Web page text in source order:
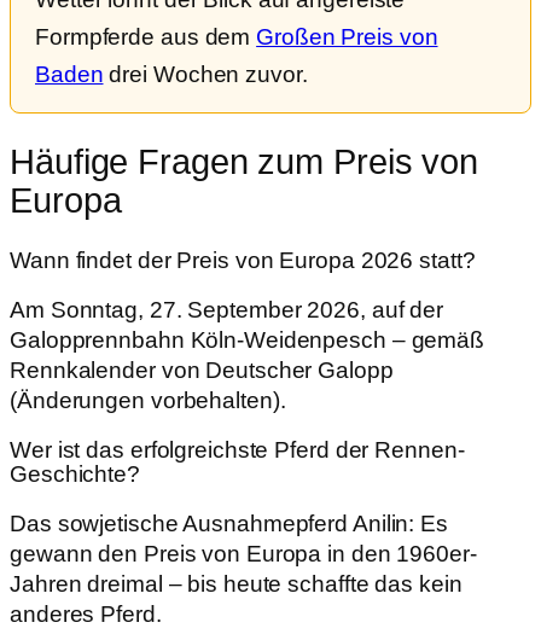
Formpferde aus dem Großen Preis von
Baden drei Wochen zuvor.
Häufige Fragen zum Preis von
Europa
Wann findet der Preis von Europa 2026 statt?
Am Sonntag, 27. September 2026, auf der
Galopprennbahn Köln-Weidenpesch – gemäß
Rennkalender von Deutscher Galopp
(Änderungen vorbehalten).
Wer ist das erfolgreichste Pferd der Rennen-
Geschichte?
Das sowjetische Ausnahmepferd Anilin: Es
gewann den Preis von Europa in den 1960er-
Jahren dreimal – bis heute schaffte das kein
anderes Pferd.